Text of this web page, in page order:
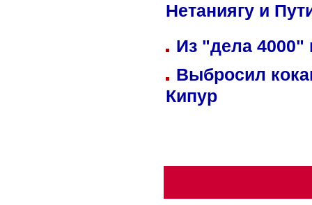
Нетаниягу и
Из "дела 4000"
Выбросил
Кипур